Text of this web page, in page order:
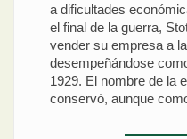
a dificultades
el final de la guerra,
vender su empresa a
desempeñándose
1929. El nombre de la
conservó, aunque